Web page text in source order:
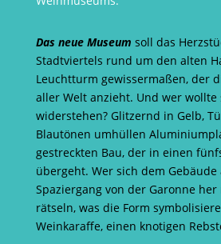
Das neue Museum soll das
Stadtviertels rund um den alten
Leuchtturm gewissermaßen, der
aller Welt anzieht. Und wer wollte
widerstehen? Glitzernd in Gelb,
Blautönen umhüllen
gestreckten Bau, der in einen
übergeht. Wer sich dem
Spaziergang von der Garonne
rätseln, was die Form
Weinkaraffe, einen knotigen